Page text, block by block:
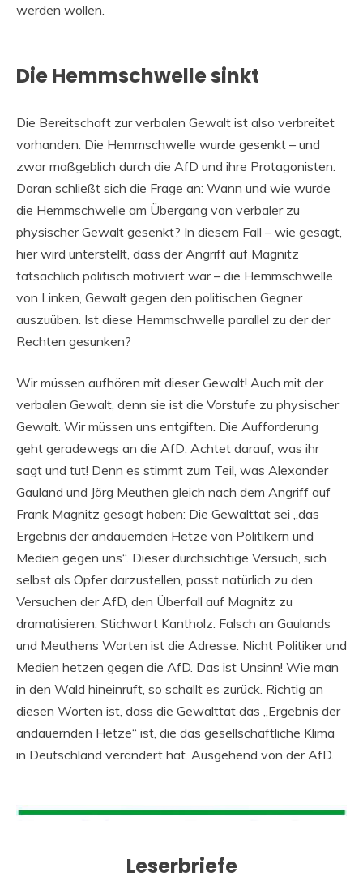
werden wollen.
Die Hemmschwelle sinkt
Die Bereitschaft zur verbalen Gewalt ist also verbreitet
vorhanden. Die Hemmschwelle wurde gesenkt – und
zwar maßgeblich durch die AfD und ihre Protagonisten.
Daran schließt sich die Frage an: Wann und wie wurde
die Hemmschwelle am Übergang von verbaler zu
physischer Gewalt gesenkt? In diesem Fall – wie gesagt,
hier wird unterstellt, dass der Angriff auf Magnitz
tatsächlich politisch motiviert war – die Hemmschwelle
von Linken, Gewalt gegen den politischen Gegner
auszuüben. Ist diese Hemmschwelle parallel zu der der
Rechten gesunken?
Wir müssen aufhören mit dieser Gewalt! Auch mit der
verbalen Gewalt, denn sie ist die Vorstufe zu physischer
Gewalt. Wir müssen uns entgiften. Die Aufforderung
geht geradewegs an die AfD: Achtet darauf, was ihr
sagt und tut! Denn es stimmt zum Teil, was Alexander
Gauland und Jörg Meuthen gleich nach dem Angriff auf
Frank Magnitz gesagt haben: Die Gewalttat sei „das
Ergebnis der andauernden Hetze von Politikern und
Medien gegen uns“. Dieser durchsichtige Versuch, sich
selbst als Opfer darzustellen, passt natürlich zu den
Versuchen der AfD, den Überfall auf Magnitz zu
dramatisieren. Stichwort Kantholz. Falsch an Gaulands
und Meuthens Worten ist die Adresse. Nicht Politiker und
Medien hetzen gegen die AfD. Das ist Unsinn! Wie man
in den Wald hineinruft, so schallt es zurück. Richtig an
diesen Worten ist, dass die Gewalttat das „Ergebnis der
andauernden Hetze“ ist, die das gesellschaftliche Klima
in Deutschland verändert hat. Ausgehend von der AfD.
Leserbriefe